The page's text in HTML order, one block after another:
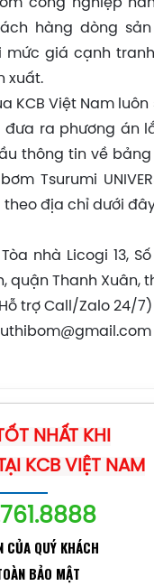
hàng dòng
mức giá cạnh
xuất.
KCB Việt Nam
đưa ra phương án
thông tin về
Tsurumi
theo địa chỉ dưới
nhà Licogi 13,
quận Thanh Xuân,
trợ Call/Zalo 24/7)
NHẤT KHI
KCB VIỆT NAM
CỦA QUÝ KHÁCH
BẢO MẬT